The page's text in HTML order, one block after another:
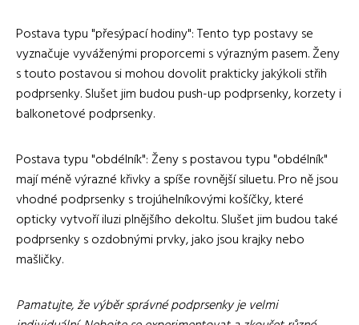
Postava typu "přesýpací hodiny": Tento typ postavy se
vyznačuje vyváženými proporcemi s výrazným pasem. Ženy
s touto postavou si mohou dovolit prakticky jakýkoli střih
podprsenky. Slušet jim budou push-up podprsenky, korzety i
balkonetové podprsenky.
Postava typu "obdélník": Ženy s postavou typu "obdélník"
mají méně výrazné křivky a spíše rovnější siluetu. Pro ně jsou
vhodné podprsenky s trojúhelníkovými košíčky, které
opticky vytvoří iluzi plnějšího dekoltu. Slušet jim budou také
podprsenky s ozdobnými prvky, jako jsou krajky nebo
mašličky.
Pamatujte, že výběr správné podprsenky je velmi